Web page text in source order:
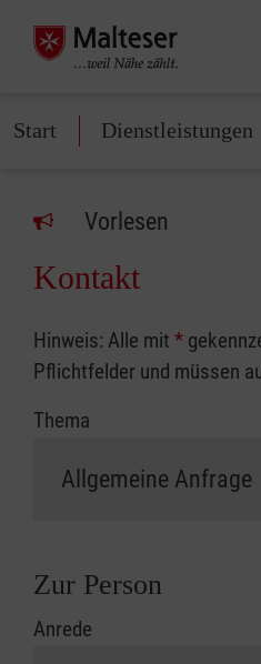
Start Dienstleistungen
Vorlesen
Kontakt
Hinweis: Alle mit *
Pflichtfelder und müssen
Thema
Zur Person
Anrede